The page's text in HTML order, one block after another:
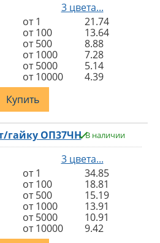
3 цвета...
от 1
21.74
от 100
13.64
от 500
8.88
от 1000
7.28
от 5000
5.14
от 10000
4.39
Купить
гайку ОП37ЧН В наличии
3 цвета...
от 1
34.85
от 100
18.81
от 500
15.19
от 1000
13.91
от 5000
10.91
от 10000
9.42